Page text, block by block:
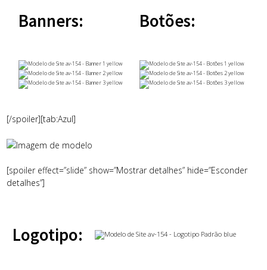
Banners: Botões:
[/spoiler][tab:Azul]
[spoiler effect=”slide” show=”Mostrar detalhes” hide=”Esconder
detalhes”]
Logotipo: